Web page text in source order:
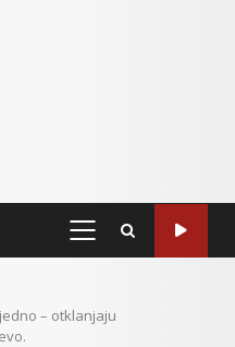
PRIMARY
– otklanjaju